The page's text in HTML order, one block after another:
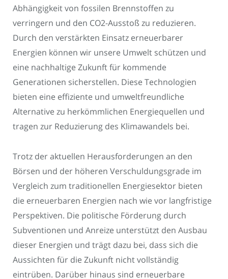
Abhängigkeit von fossilen Brennstoffen zu
verringern und den CO2-Ausstoß zu reduzieren.
Durch den verstärkten Einsatz erneuerbarer
Energien können wir unsere Umwelt schützen und
eine nachhaltige Zukunft für kommende
Generationen sicherstellen. Diese Technologien
bieten eine effiziente und umweltfreundliche
Alternative zu herkömmlichen Energiequellen und
tragen zur Reduzierung des Klimawandels bei.
Trotz der aktuellen Herausforderungen an den
Börsen und der höheren Verschuldungsgrade im
Vergleich zum traditionellen Energiesektor bieten
die erneuerbaren Energien nach wie vor langfristige
Perspektiven. Die politische Förderung durch
Subventionen und Anreize unterstützt den Ausbau
dieser Energien und trägt dazu bei, dass sich die
Aussichten für die Zukunft nicht vollständig
eintrüben. Darüber hinaus sind erneuerbare